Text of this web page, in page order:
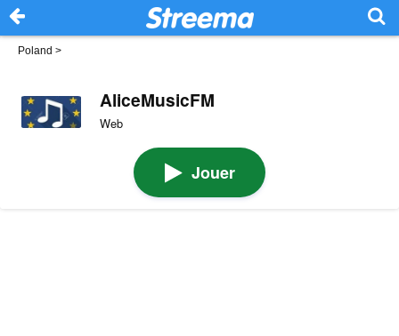
Poland >
AliceMusicFM
Web
Jouer